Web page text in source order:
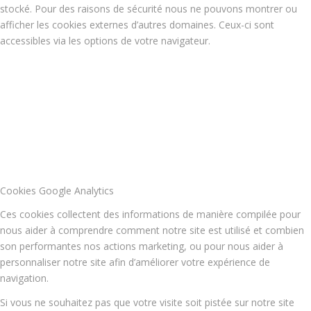
stocké. Pour des raisons de sécurité nous ne pouvons montrer ou
afficher les cookies externes d’autres domaines. Ceux-ci sont
accessibles via les options de votre navigateur.
Cookies Google Analytics
Ces cookies collectent des informations de manière compilée pour
nous aider à comprendre comment notre site est utilisé et combien
son performantes nos actions marketing, ou pour nous aider à
personnaliser notre site afin d’améliorer votre expérience de
navigation.
Si vous ne souhaitez pas que votre visite soit pistée sur notre site